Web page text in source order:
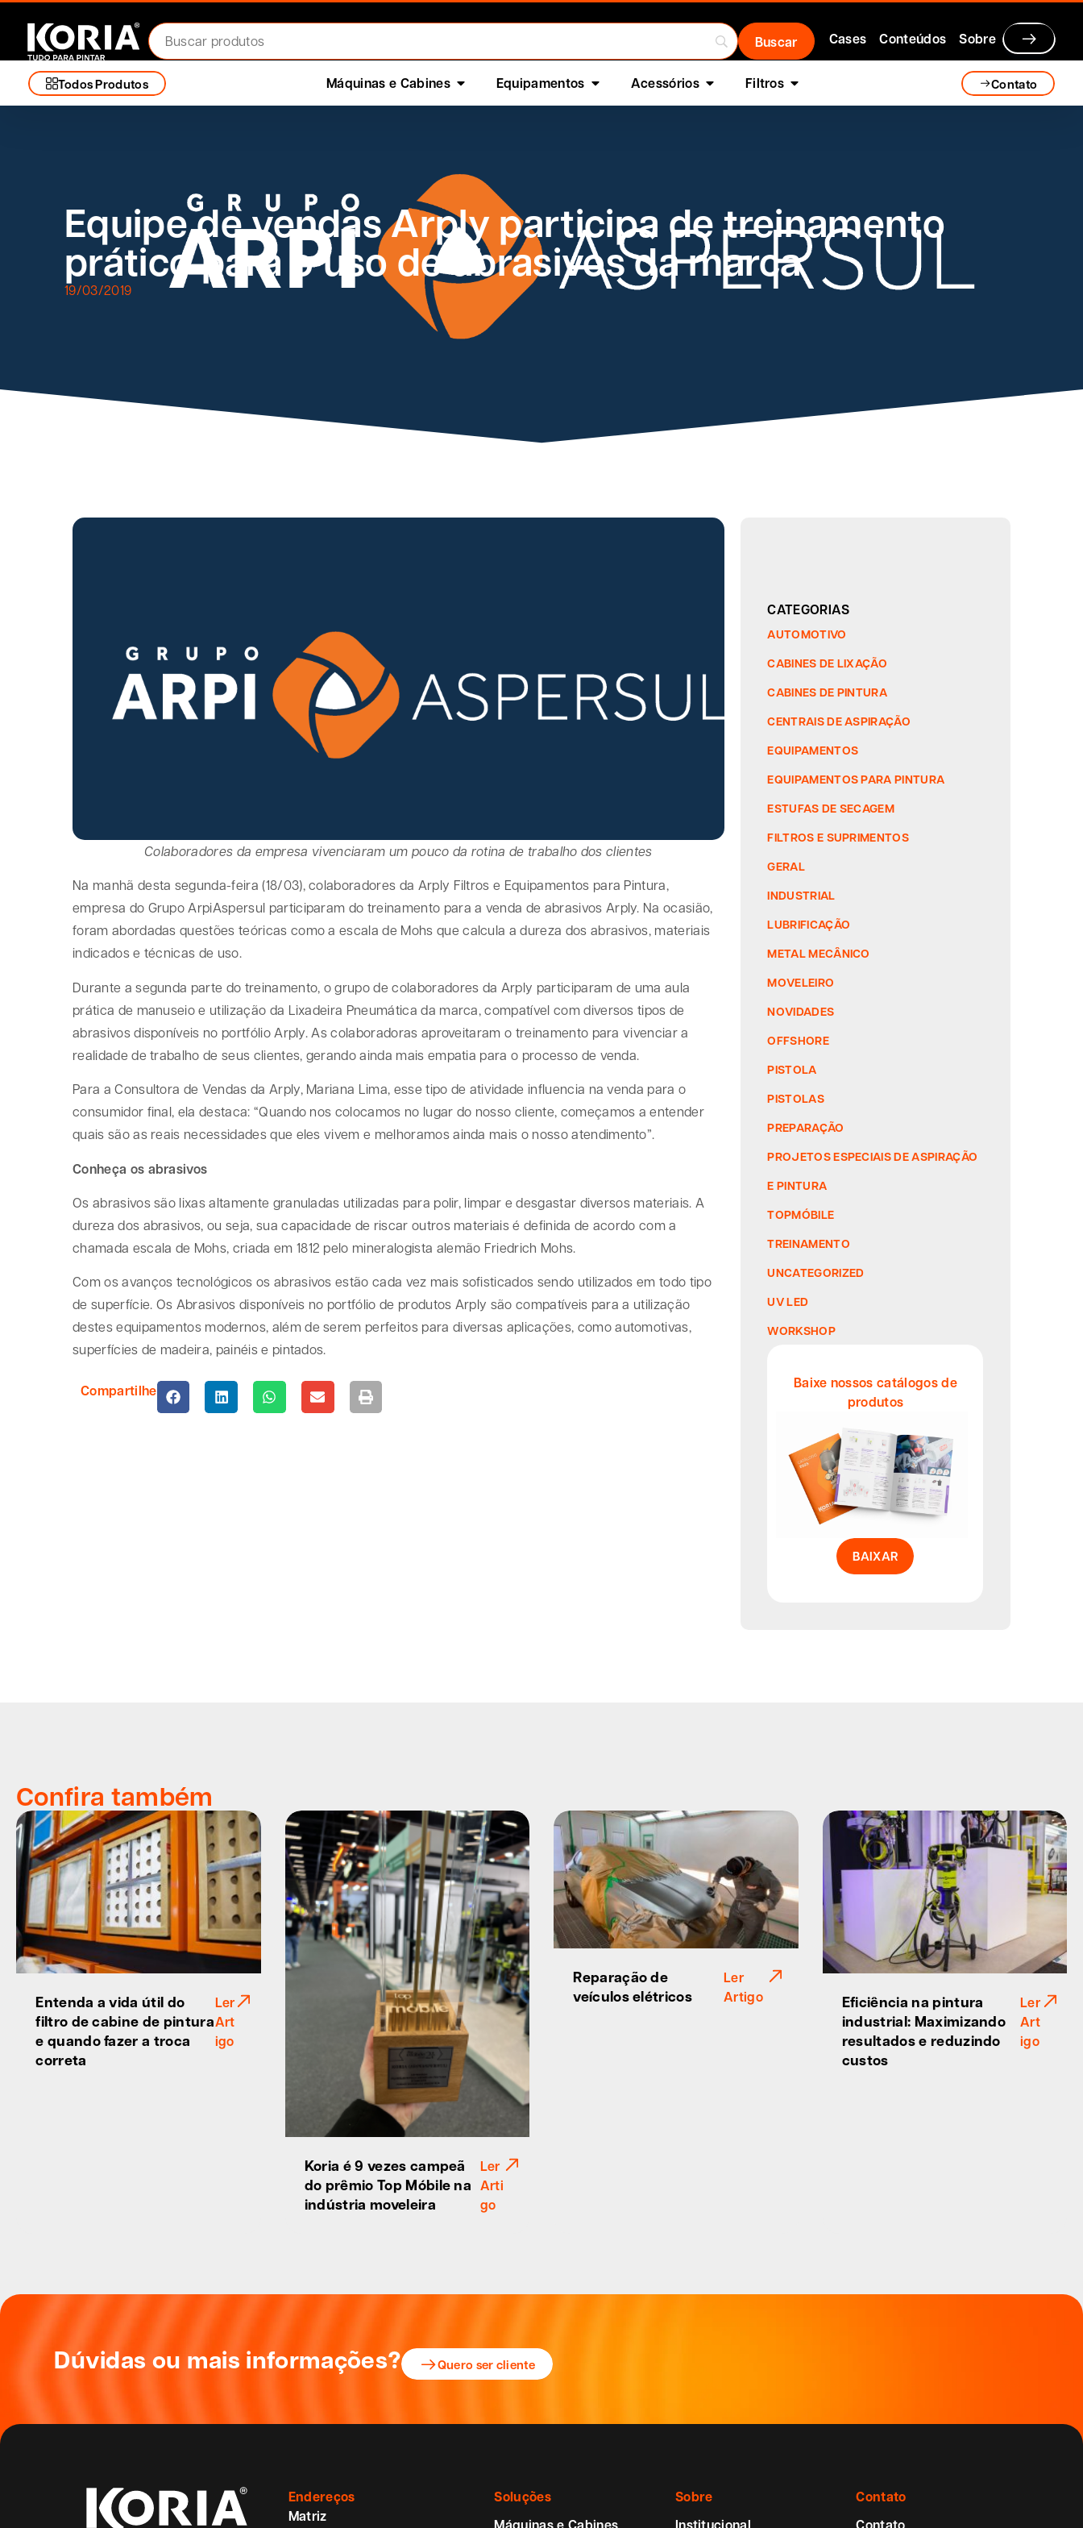
Cases Conteúdos Sobre
Todos Produtos Máquinas e Cabines Equipamentos Acessórios Filtros Contato
Equipe de vendas Arply participa de treinamento
prático para o uso de abrasivos da marca
19/03/2019
Colaboradores da empresa vivenciaram um pouco da rotina de trabalho dos clientes
Na manhã desta segunda-feira (18/03), colaboradores da Arply Filtros e Equipamentos para Pintura,
empresa do Grupo ArpiAspersul participaram do treinamento para a venda de abrasivos Arply. Na ocasião,
foram abordadas questões teóricas como a escala de Mohs que calcula a dureza dos abrasivos, materiais
indicados e técnicas de uso.
Durante a segunda parte do treinamento, o grupo de colaboradores da Arply participaram de uma aula
prática de manuseio e utilização da Lixadeira Pneumática da marca, compatível com diversos tipos de
abrasivos disponíveis no portfólio Arply. As colaboradoras aproveitaram o treinamento para vivenciar a
realidade de trabalho de seus clientes, gerando ainda mais empatia para o processo de venda.
Para a Consultora de Vendas da Arply, Mariana Lima, esse tipo de atividade influencia na venda para o
consumidor final, ela destaca: “Quando nos colocamos no lugar do nosso cliente, começamos a entender
quais são as reais necessidades que eles vivem e melhoramos ainda mais o nosso atendimento”.
Conheça os abrasivos
Os abrasivos são lixas altamente granuladas utilizadas para polir, limpar e desgastar diversos materiais. A
dureza dos abrasivos, ou seja, sua capacidade de riscar outros materiais é definida de acordo com a
chamada escala de Mohs, criada em 1812 pelo mineralogista alemão Friedrich Mohs.
Com os avanços tecnológicos os abrasivos estão cada vez mais sofisticados sendo utilizados em todo tipo
de superfície. Os Abrasivos disponíveis no portfólio de produtos Arply são compatíveis para a utilização
destes equipamentos modernos, além de serem perfeitos para diversas aplicações, como automotivas,
superfícies de madeira, painéis e pintados.
Compartilhe
CATEGORIAS
AUTOMOTIVO
CABINES DE LIXAÇÃO
CABINES DE PINTURA
CENTRAIS DE ASPIRAÇÃO
EQUIPAMENTOS
EQUIPAMENTOS PARA PINTURA
ESTUFAS DE SECAGEM
FILTROS E SUPRIMENTOS
GERAL
INDUSTRIAL
LUBRIFICAÇÃO
METAL MECÂNICO
MOVELEIRO
NOVIDADES
OFFSHORE
PISTOLA
PISTOLAS
PREPARAÇÃO
PROJETOS ESPECIAIS DE ASPIRAÇÃO
E PINTURA
TOPMÓBILE
TREINAMENTO
UNCATEGORIZED
UV LED
WORKSHOP
Baixe nossos catálogos de
produtos
BAIXAR
Confira também
Entenda a vida útil do
filtro de cabine de pintura
e quando fazer a troca
correta
Ler
Art
igo
Koria é 9 vezes campeã
do prêmio Top Móbile na
indústria moveleira
Ler
Arti
go
Reparação de
veículos elétricos
Ler
Artigo
Eficiência na pintura
industrial: Maximizando
resultados e reduzindo
custos
Ler
Art
igo
Dúvidas ou mais informações? Quero ser cliente
Endereços
Matriz
Soluções
Máquinas e Cabines
Sobre
Institucional
Contato
Contato